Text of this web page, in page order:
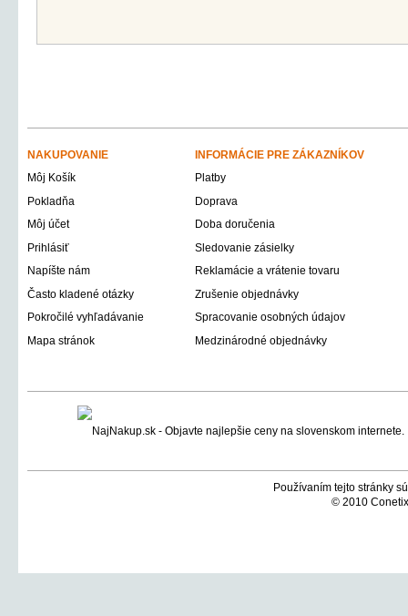
NAKUPOVANIE
INFORMÁCIE PRE ZÁKAZNÍKOV
Môj Košík
Platby
Pokladňa
Doprava
Môj účet
Doba doručenia
Prihlásiť
Sledovanie zásielky
Napíšte nám
Reklamácie a vrátenie tovaru
Často kladené otázky
Zrušenie objednávky
Pokročilé vyhľadávanie
Spracovanie osobných údajov
Mapa stránok
Medzinárodné objednávky
Používaním tejto stránky
© 2010